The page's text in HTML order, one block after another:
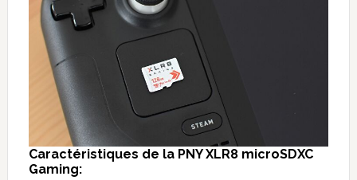
Caractéristiques de la PNY XLR8 microSDXC
Gaming: